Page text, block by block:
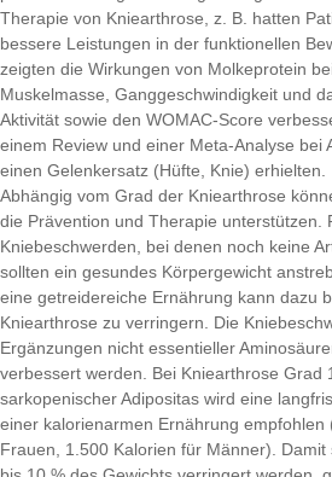
Therapie von Kniearthrose, z. B. hatten
bessere Leistungen in der funktionellen
zeigten die Wirkungen von Molkeprotein
Muskelmasse, Ganggeschwindigkeit und
Aktivität sowie den WOMAC-Score
einem Review und einer Meta-Analyse bei
einen Gelenkersatz (Hüfte, Knie) erhielten.
Abhängig vom Grad der Kniearthrose
die Prävention und Therapie unterstützen.
Kniebeschwerden, bei denen noch keine
sollten ein gesundes Körpergewicht
eine getreidereiche Ernährung kann dazu
Kniearthrose zu verringern. Die
Ergänzungen nicht essentieller
verbessert werden. Bei Kniearthrose Grad
sarkopenischer Adipositas wird eine
einer kalorienarmen Ernährung empfohlen
Frauen, 1.500 Kalorien für Männer).